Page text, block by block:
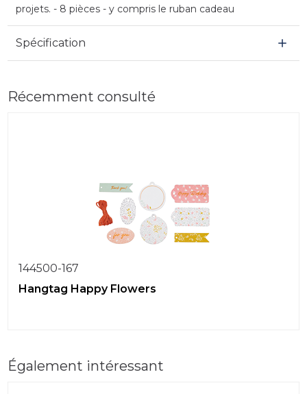
projets. - 8 pièces - y compris le ruban cadeau
Spécification
Récemment consulté
144500-167
Hangtag Happy Flowers
Également intéressant